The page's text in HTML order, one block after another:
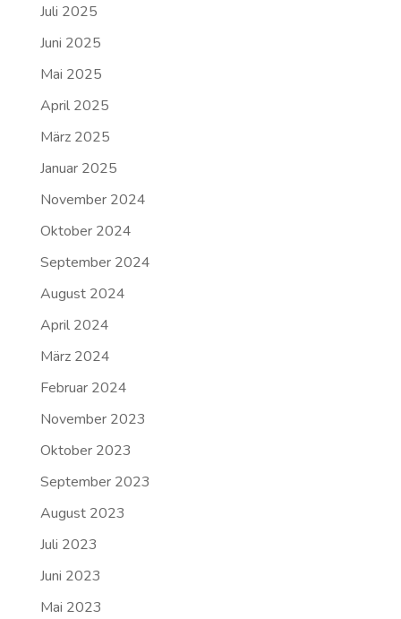
Juli 2025
Juni 2025
Mai 2025
April 2025
März 2025
Januar 2025
November 2024
Oktober 2024
September 2024
August 2024
April 2024
März 2024
Februar 2024
November 2023
Oktober 2023
September 2023
August 2023
Juli 2023
Juni 2023
Mai 2023